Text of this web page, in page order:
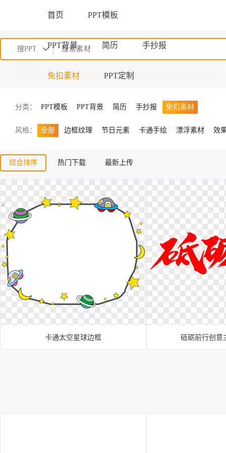
首页 PPT模板
PPT背景 简历 手抄报
免扣素材 PPT定制
搜PPT
分类： PPT模板 PPT背景 简历 手抄报 免扣素材
风格： 全部 边框纹理 节日元素 卡通手绘 漂浮素材 效
综合排序 热门下载 最新上传
卡通太空星球边框 砥砺前行创意